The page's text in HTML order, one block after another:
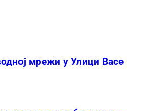
мрежи у Улици Васе